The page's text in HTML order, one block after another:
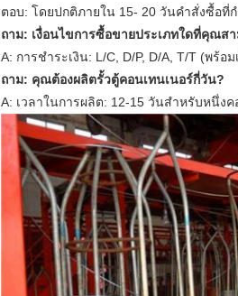
ตอบ: โดยปกติภายใน 15- 20 วันคำสั่งซื้อที่
ถาม: เงื่อนไขการซื้อขายประเภทใดที่คุณส
A: การชำระเงิน: L/C, D/P, D/A, T/T (พร้อ
ถาม: คุณต้องผลิตรั้วตู้คอนเทนเนอร์กี่วัน?
A: เวลาในการผลิต: 12-15 วันสำหรับหนึ่งค